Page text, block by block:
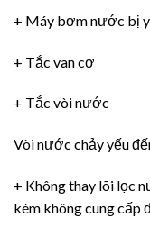
+ Máy bơm nước bị
+ Tắc van cơ
+ Tắc vòi nước
Vòi nước chảy yếu
+ Không thay lõi lọc
kém không cung cấp